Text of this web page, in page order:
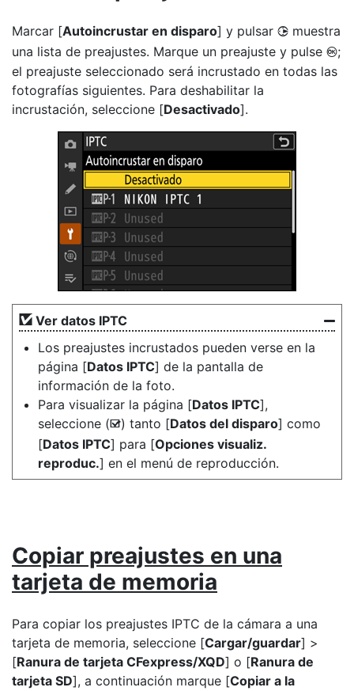
Marcar [Autoincrustar en disparo] y pulsar 2 muestra
una lista de preajustes. Marque un preajuste y pulse J;
el preajuste seleccionado será incrustado en todas las
fotografías siguientes. Para deshabilitar la
incrustación, seleccione [Desactivado].
Ver datos IPTC
Los preajustes incrustados pueden verse en la
página [Datos IPTC] de la pantalla de
información de la foto.
Para visualizar la página [Datos IPTC],
seleccione (M) tanto [Datos del disparo] como
[Datos IPTC] para [Opciones visualiz.
reproduc.] en el menú de reproducción.
Copiar preajustes en una
tarjeta de memoria
Para copiar los preajustes IPTC de la cámara a una
tarjeta de memoria, seleccione [Cargar/guardar] >
[Ranura de tarjeta CFexpress/XQD] o [Ranura de
tarjeta SD], a continuación marque [Copiar a la